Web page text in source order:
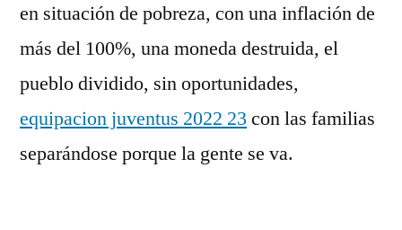
en situación de pobreza, con una inflación de
más del 100%, una moneda destruida, el
pueblo dividido, sin oportunidades,
equipacion juventus 2022 23 con las familias
separándose porque la gente se va.